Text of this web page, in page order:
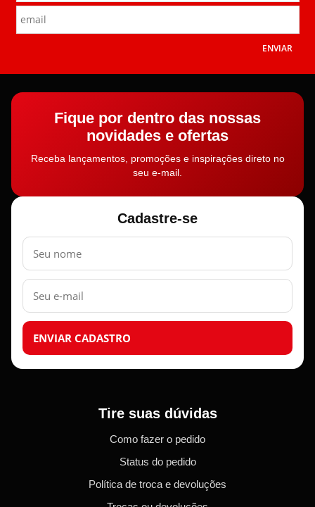
ENVIAR
Fique por dentro das nossas
novidades e ofertas
Receba lançamentos, promoções e inspirações direto no
seu e-mail.
Cadastre-se
Nome
E-
mail
ENVIAR CADASTRO
Tire suas dúvidas
Como fazer o pedido
Status do pedido
Política de troca e devoluções